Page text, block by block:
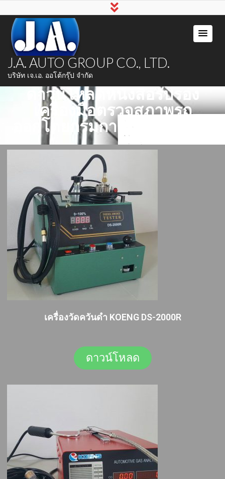
J.A. AUTO GROUP CO., LTD.
บริษัท เจ.เอ. ออโต้กรุ๊ป จำกัด
ดาวน์โหลดหนังสือรับรอง
เครื่องมือตรวจสภาพรถ
ออกโดยกรมการขนส่งทางบก
เครื่องวัดควันดำ KOENG DS-2000R
ดาวน์โหลด